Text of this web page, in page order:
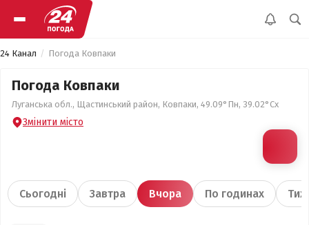
24 Канал Погода Ковпаки
Погода Ковпаки
Луганська обл., Щастинський район, Ковпаки, 49.09°Пн, 39.02°Сх
Змінити місто
Сьогодні Завтра Вчора По годинах